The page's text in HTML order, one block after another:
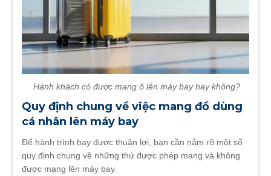
Hành khách có được mang ô lên máy bay hay không?
Quy định chung về việc mang đồ dùng
cá nhân lên máy bay
Để hành trình bay được thuận lợi, bạn cần nắm rõ một số
quy định chung về những thứ được phép mang và không
được mang lên máy bay.